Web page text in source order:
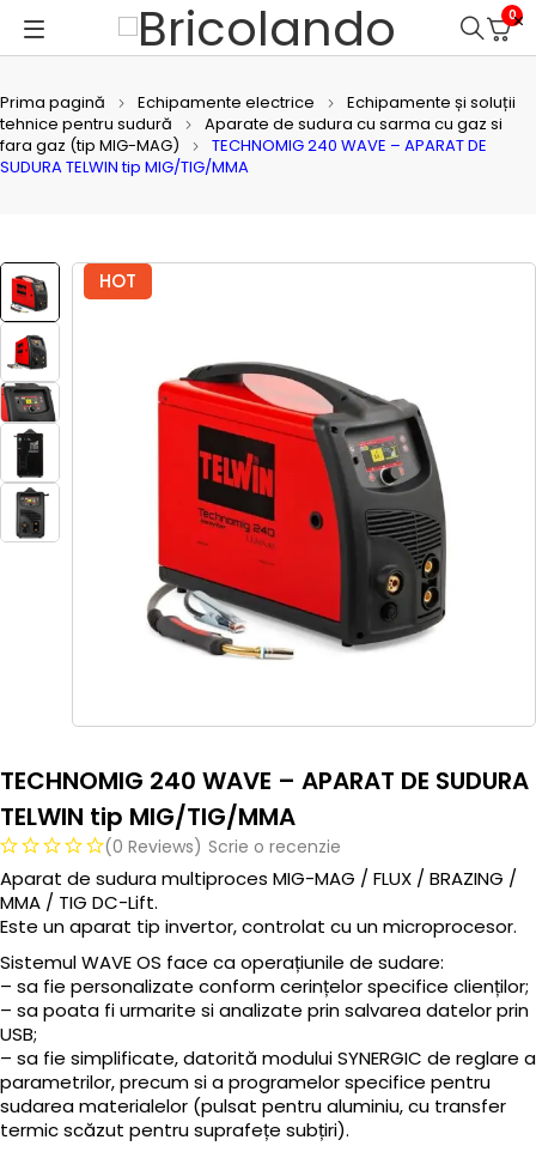
0
Prima pagină Echipamente electrice
Echipamente și soluții
tehnice pentru sudură
Aparate de sudura cu sarma cu gaz si
fara gaz (tip MIG-MAG)
TECHNOMIG 240 WAVE – APARAT DE
SUDURA TELWIN tip MIG/TIG/MMA
HOT
TECHNOMIG 240 WAVE – APARAT DE SUDURA
TELWIN tip MIG/TIG/MMA
(0 Reviews) Scrie o recenzie
Aparat de sudura multiproces MIG-MAG / FLUX / BRAZING /
MMA / TIG DC-Lift.
Este un aparat tip invertor, controlat cu un microprocesor.
Sistemul WAVE OS face ca operațiunile de sudare:
– sa fie personalizate conform cerințelor specifice clienților;
– sa poata fi urmarite si analizate prin salvarea datelor prin
USB;
– sa fie simplificate, datorită modului SYNERGIC de reglare a
parametrilor, precum si a programelor specifice pentru
sudarea materialelor (pulsat pentru aluminiu, cu transfer
termic scăzut pentru suprafețe subțiri).